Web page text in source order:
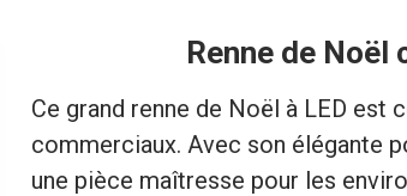
Renne de Noël
Ce grand renne de Noël à LED
commerciaux. Avec son élégante
une pièce maîtresse pour les